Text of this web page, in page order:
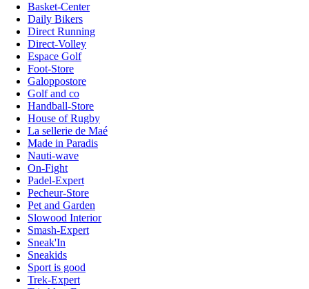
Basket-Center
Daily Bikers
Direct Running
Direct-Volley
Espace Golf
Foot-Store
Galoppostore
Golf and co
Handball-Store
House of Rugby
La sellerie de Maé
Made in Paradis
Nauti-wave
On-Fight
Padel-Expert
Pecheur-Store
Pet and Garden
Slowood Interior
Smash-Expert
Sneak'In
Sneakids
Sport is good
Trek-Expert